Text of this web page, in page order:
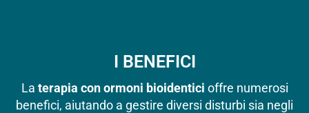
I BENEFICI
La terapia con ormoni bioidentici offre numerosi
benefici, aiutando a gestire diversi disturbi sia negli